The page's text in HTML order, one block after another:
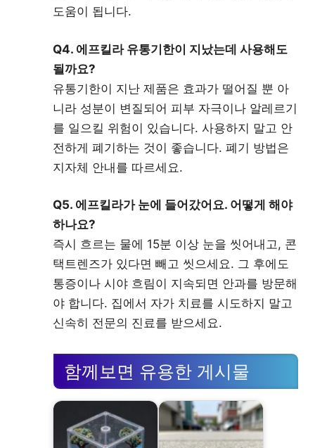
도움이 됩니다.
Q4. 에프킬라 유통기한이 지났는데 사용해도
될까요?
유통기한이 지난 제품은 효과가 떨어질 뿐 아
니라 성분이 변질되어 피부 자극이나 알레르기
를 일으킬 위험이 있습니다. 사용하지 말고 안
전하게 폐기하는 것이 좋습니다. 폐기 방법은
지자체 안내를 따르세요.
Q5. 에프킬라가 눈에 들어갔어요. 어떻게 해야
하나요?
즉시 흐르는 물에 15분 이상 눈을 씻어내고, 콘
택트렌즈가 있다면 빼고 씻으세요. 그 후에도
통증이나 시야 흐림이 지속되면 안과를 방문해
야 합니다. 집에서 자가 치료를 시도하지 말고
신속히 전문의 진료를 받으세요.
함께보면 유용한 게시물